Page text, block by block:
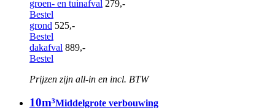
groen- en tuinafval 279,-
Bestel
grond 525,-
Bestel
dakafval 889,-
Bestel
Prijzen zijn all-in en incl. BTW
10m³Middelgrote verbouwing